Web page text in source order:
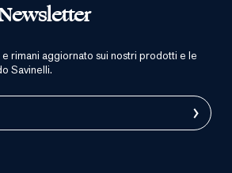
rimani aggiornato sui nostri prodotti e le
Savinelli.
›